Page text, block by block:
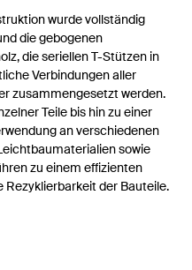
wurde vollständig
die gebogenen
die seriellen T-Stützen in
Verbindungen aller
zusammengesetzt werden.
Teile bis hin zu einer
an verschiedenen
sowie
zu einem effizienten
der Bauteile.